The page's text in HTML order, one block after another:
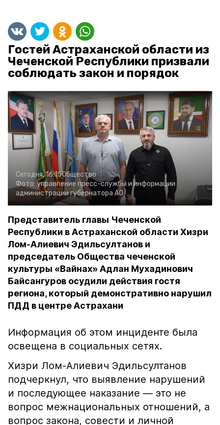
Гостей Астраханской области из
Чеченской Республики призвали
соблюдать закон и порядок
Сегодня, 16:15Общество
Фото: управление пресс-службы и информации
администрации губернатора АО
Представитель главы Чеченской
Республики в Астраханской области Хизри
Лом-Алиевич Эдильсултанов и
председатель Общества чеченской
культуры «Вайнах» Адлан Мухадинович
Байсангуров осудили действия гостя
региона, который демонстративно нарушил
ПДД в центре Астрахани
Информация об этом инциденте была
освещена в социальных сетях.
Хизри Лом-Алиевич Эдильсултанов
подчеркнул, что выявление нарушений
и последующее наказание — это не
вопрос межнациональных отношений, а
вопрос закона, совести и личной